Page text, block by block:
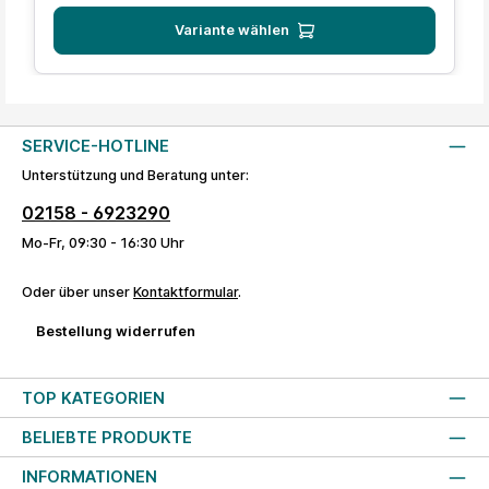
Variante wählen
SERVICE-HOTLINE
Unterstützung und Beratung unter:
02158 - 6923290
Mo-Fr, 09:30 - 16:30 Uhr
Oder über unser Kontaktformular.
Bestellung widerrufen
TOP KATEGORIEN
BELIEBTE PRODUKTE
INFORMATIONEN